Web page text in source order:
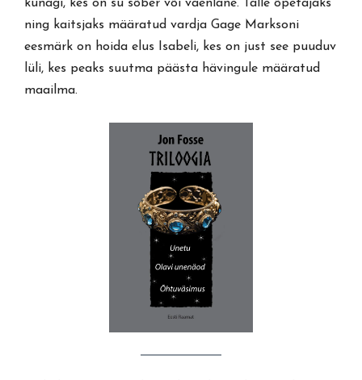
kunagi, kes on su sõber või vaenlane. Talle õpetajaks
ning kaitsjaks määratud vardja Gage Marksoni
eesmärk on hoida elus Isabeli, kes on just see puuduv
lüli, kes peaks suutma päästa hävingule määratud
maailma.